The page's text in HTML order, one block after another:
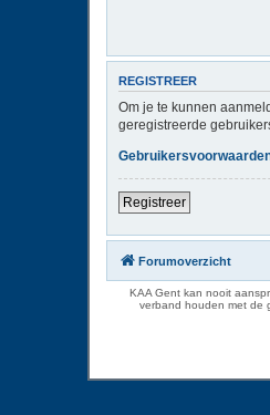
REGISTREER
Om je te kunnen
geregistreerde
Registreer
Forumoverzicht
KAA Gent kan nooit
verband houden met de